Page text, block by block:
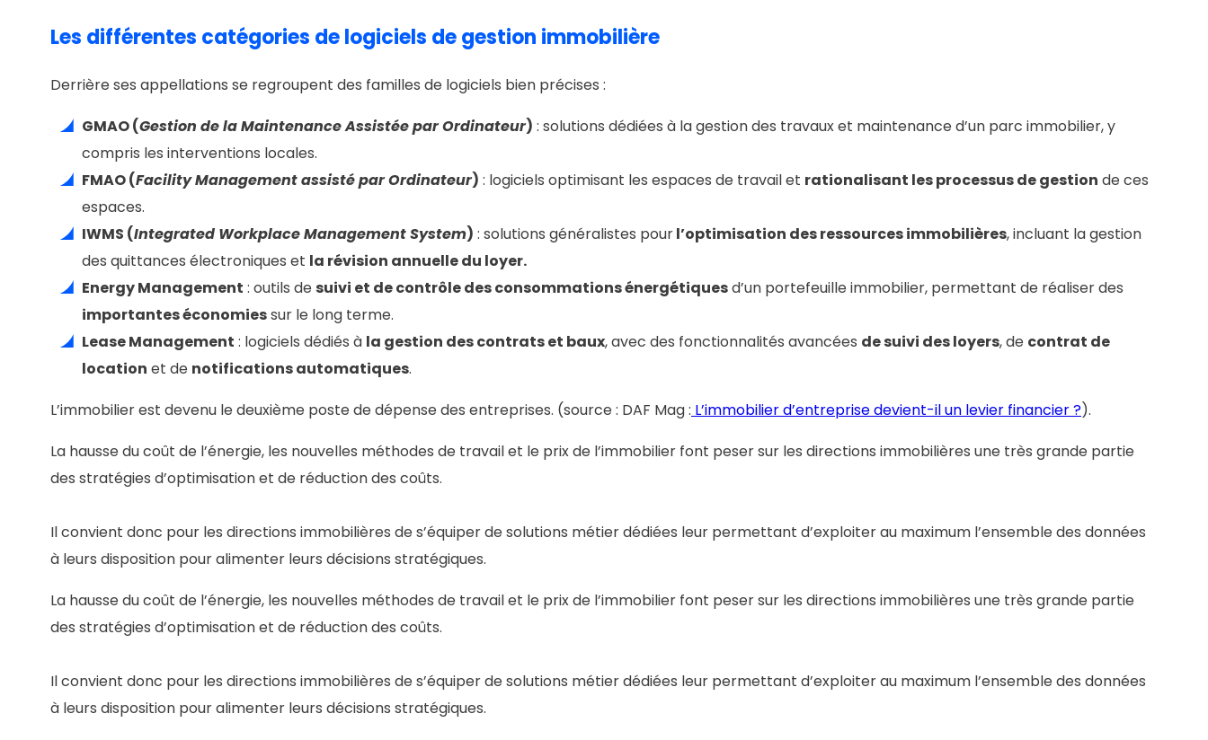
Les différentes catégories de logiciels de gestion immobilière
Derrière ses appellations se regroupent des familles de logiciels bien précises :
GMAO (Gestion de la Maintenance Assistée par Ordinateur) : solutions dédiées à la gestion des travaux et maintenance d’un parc immobilier, y
compris les interventions locales.
FMAO (Facility Management assisté par Ordinateur) : logiciels optimisant les espaces de travail et rationalisant les processus de gestion de ces
espaces.
IWMS (Integrated Workplace Management System) : solutions généralistes pourl’optimisation des ressources immobilières, incluant la gestion
des quittances électroniques et la révision annuelle du loyer.
Energy Management : outils de suivi et de contrôle des consommations énergétiquesd’un portefeuille immobilier, permettant de réaliser des
importantes économiessur le long terme.
Lease Management : logiciels dédiés à la gestion des contrats et baux, avec des fonctionnalités avancées de suivi des loyers, de contrat de
location et de notifications automatiques.
L’immobilier est devenu le deuxième poste de dépense des entreprises. (source : DAF Mag : L’immobilier d’entreprise devient-il un levier financier ?).
La hausse du coût de l’énergie, les nouvelles méthodes de travail et le prix de l’immobilier font peser sur les directions immobilières une très grande partie
des stratégies d’optimisation et de réduction des coûts.
Il convient donc pour les directions immobilières de s’équiper de solutions métier dédiées leur permettant d’exploiter au maximum l’ensemble des données
à leurs disposition pour alimenter leurs décisions stratégiques.
La hausse du coût de l’énergie, les nouvelles méthodes de travail et le prix de l’immobilier font peser sur les directions immobilières une très grande partie
des stratégies d’optimisation et de réduction des coûts.
Il convient donc pour les directions immobilières de s’équiper de solutions métier dédiées leur permettant d’exploiter au maximum l’ensemble des données
à leurs disposition pour alimenter leurs décisions stratégiques.